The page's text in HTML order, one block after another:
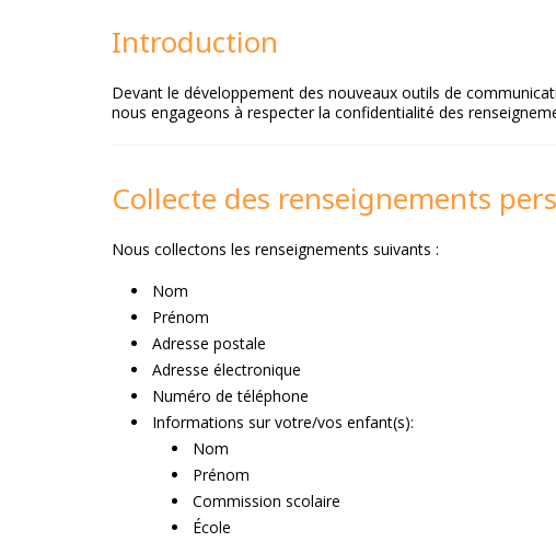
Introduction
Devant le développement des nouveaux outils de
nous engageons à respecter la confidentialité des
Collecte des renseignements
Nous collectons les renseignements suivants :
Nom
Prénom
Adresse postale
Adresse électronique
Numéro de téléphone
Informations sur votre/vos enfant(s):
Nom
Prénom
Commission scolaire
École